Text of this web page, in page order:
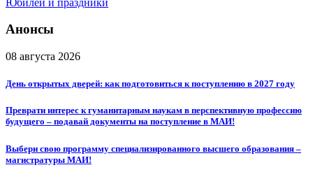
Анонсы
08 августа 2026
День открытых дверей: как подготовиться к поступлению в 2027 году
Преврати интерес к гуманитарным наукам в перспективную профессию
будущего – подавай документы на поступление в МАИ!
Выбери свою программу специализированного высшего образования –
магистратуры МАИ!